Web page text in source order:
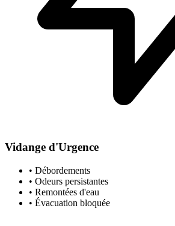
Vidange d'Urgence
• Débordements
• Odeurs persistantes
• Remontées d'eau
• Évacuation bloquée